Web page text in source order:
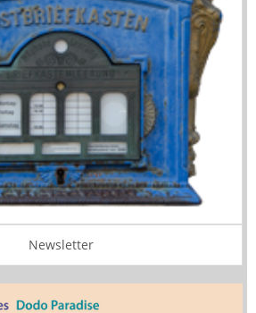
Newsletter